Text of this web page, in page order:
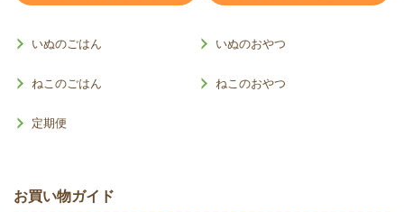
いぬのごはん いぬのおやつ
ねこのごはん ねこのおやつ
定期便
お買い物ガイド